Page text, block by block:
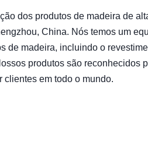
dos produtos de madeira de
China. Nós temos um
de madeira, incluindo o
produtos são reconhecidos
em todo o mundo.